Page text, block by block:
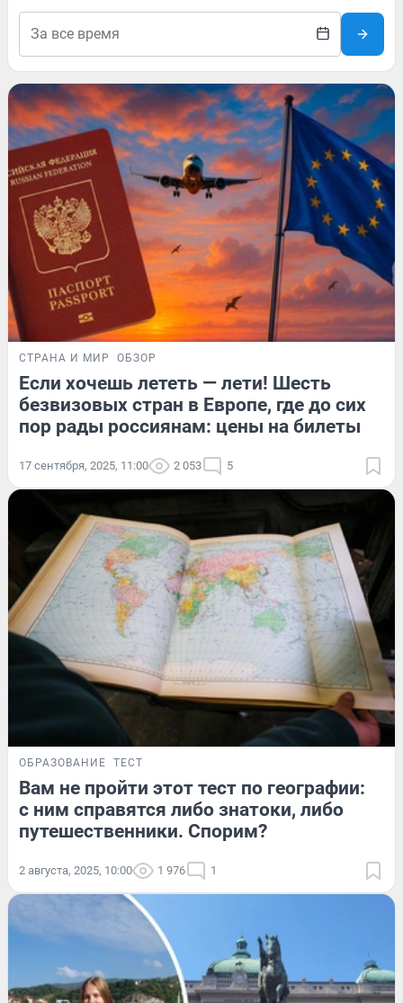
СТРАНА И МИР ОБЗОР
Если хочешь лететь — лети! Шесть
безвизовых стран в Европе, где до сих
пор рады россиянам: цены на билеты
17 сентября, 2025, 11:00 2 053 5
ОБРАЗОВАНИЕ ТЕСТ
Вам не пройти этот тест по географии:
с ним справятся либо знатоки, либо
путешественники. Спорим?
2 августа, 2025, 10:00 1 976 1